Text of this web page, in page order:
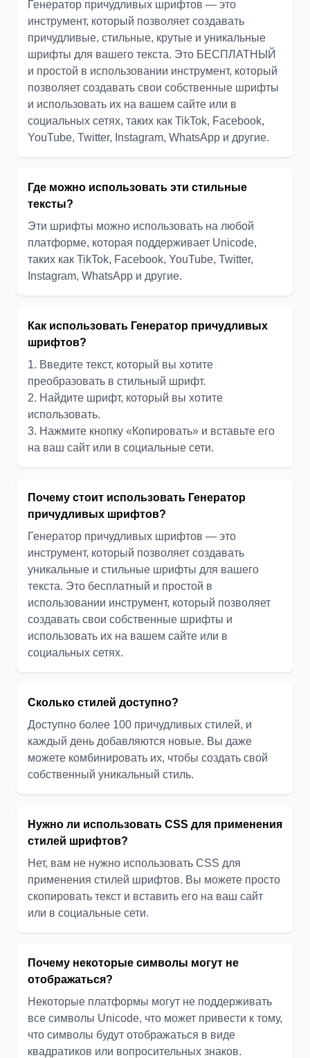
Генератор причудливых шрифтов — это
инструмент, который позволяет создавать
причудливые, стильные, крутые и уникальные
шрифты для вашего текста. Это БЕСПЛАТНЫЙ
и простой в использовании инструмент, который
позволяет создавать свои собственные шрифты
и использовать их на вашем сайте или в
социальных сетях, таких как TikTok, Facebook,
YouTube, Twitter, Instagram, WhatsApp и другие.
Где можно использовать эти стильные
тексты?
Эти шрифты можно использовать на любой
платформе, которая поддерживает Unicode,
таких как TikTok, Facebook, YouTube, Twitter,
Instagram, WhatsApp и другие.
Как использовать Генератор причудливых
шрифтов?
1. Введите текст, который вы хотите
преобразовать в стильный шрифт.
2. Найдите шрифт, который вы хотите
использовать.
3. Нажмите кнопку «Копировать» и вставьте его
на ваш сайт или в социальные сети.
Почему стоит использовать Генератор
причудливых шрифтов?
Генератор причудливых шрифтов — это
инструмент, который позволяет создавать
уникальные и стильные шрифты для вашего
текста. Это бесплатный и простой в
использовании инструмент, который позволяет
создавать свои собственные шрифты и
использовать их на вашем сайте или в
социальных сетях.
Сколько стилей доступно?
Доступно более 100 причудливых стилей, и
каждый день добавляются новые. Вы даже
можете комбинировать их, чтобы создать свой
собственный уникальный стиль.
Нужно ли использовать CSS для применения
стилей шрифтов?
Нет, вам не нужно использовать CSS для
применения стилей шрифтов. Вы можете просто
скопировать текст и вставить его на ваш сайт
или в социальные сети.
Почему некоторые символы могут не
отображаться?
Некоторые платформы могут не поддерживать
все символы Unicode, что может привести к тому,
что символы будут отображаться в виде
квадратиков или вопросительных знаков.